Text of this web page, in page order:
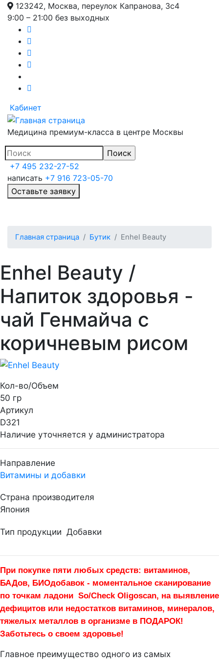
Перейти
123242, Москва, переулок Капранова, 3с4
9:00 – 21:00 без выходных
Кабинет
Медицина премиум-класса в центре Москвы
+7 495 232-27-52
написать +7 916 723-05-70
Оставьте заявку
Главная страница Бутик Enhel Beauty
Enhel Beauty /
Напиток здоровья -
чай Генмайча c
коричневым рисом
Кол-во/Объем
50 гр
Артикул
D321
Наличие уточняется у администратора
Направление
Витамины и добавки
Страна производителя
Япония
Тип продукции Добавки
При покупке пяти любых средств: витаминов,
БАДов, БИОдобавок - моментальное сканирование
по точкам ладони So/Check Oligoscan, на выявление
дефицитов или недостатков витаминов, минералов,
тяжелых металлов в организме в ПОДАРОК!
Заботьтесь о своем здоровье!
Главное преимущество одного из самых